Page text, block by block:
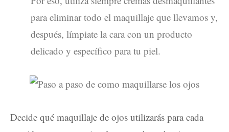
para eliminar todo el maquillaje que llevamos y,
después, límpiate la cara con un producto
delicado y específico para tu piel.
Decide qué maquillaje de ojos utilizarás para cada